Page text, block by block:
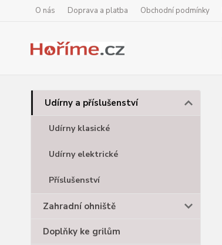
O nás Doprava a platba Obchodní podmínky
Udírny a příslušenství
Udírny klasické
Udírny elektrické
Příslušenství
Zahradní ohniště
Doplňky ke grilům